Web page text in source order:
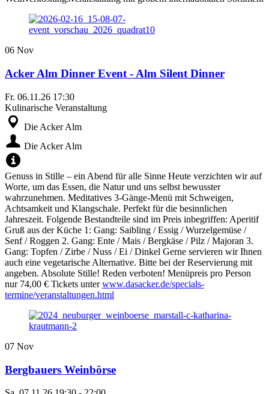
06 Nov
Acker Alm Dinner Event - Alm Silent Dinner
Fr. 06.11.26 17:30
Kulinarische Veranstaltung
Die Acker Alm
Die Acker Alm
Genuss in Stille – ein Abend für alle Sinne Heute verzichten wir auf
Worte, um das Essen, die Natur und uns selbst bewusster
wahrzunehmen. Meditatives 3-Gänge-Menü mit Schweigen,
Achtsamkeit und Klangschale. Perfekt für die besinnlichen
Jahreszeit. Folgende Bestandteile sind im Preis inbegriffen: Aperitif
Gruß aus der Küche 1: Gang: Saibling / Essig / Wurzelgemüse /
Senf / Roggen 2. Gang: Ente / Mais / Bergkäse / Pilz / Majoran 3.
Gang: Topfen / Zirbe / Nuss / Ei / Dinkel Gerne servieren wir Ihnen
auch eine vegetarische Alternative. Bitte bei der Reservierung mit
angeben. Absolute Stille! Reden verboten! Menüpreis pro Person
nur 74,00 € Tickets unterwww.dasacker.de/specials-
termine/veranstaltungen.html
07 Nov
Bergbauers Weinbörse